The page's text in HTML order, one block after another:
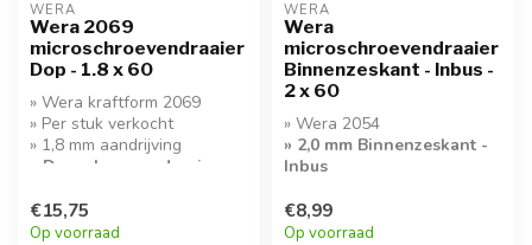
WERA
Wera 2069
microschroevendraaier
Dop - 1.8 x 60
» Wera kraftform 2069
» Per stuk verkocht
» 1,8 mm aandrijving
» Dopschroevendraaier
€15,75
Op voorraad
WERA
Wera
microschroevendraaier
Binnenzeskant - Inbus -
2 x 60
» Wera 2054
» 2,0 mm Binnenzeskant -
Inbus
» Kwaliteit
Microschroevendraaier
€8,99
Op voorraad